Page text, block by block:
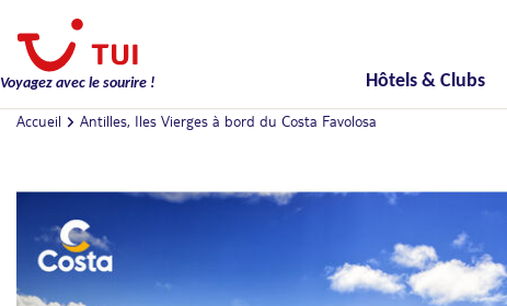
Voyagez avec le sourire ! Hôtels & Clubs
Accueil Antilles, Iles Vierges à bord du Costa Favolosa